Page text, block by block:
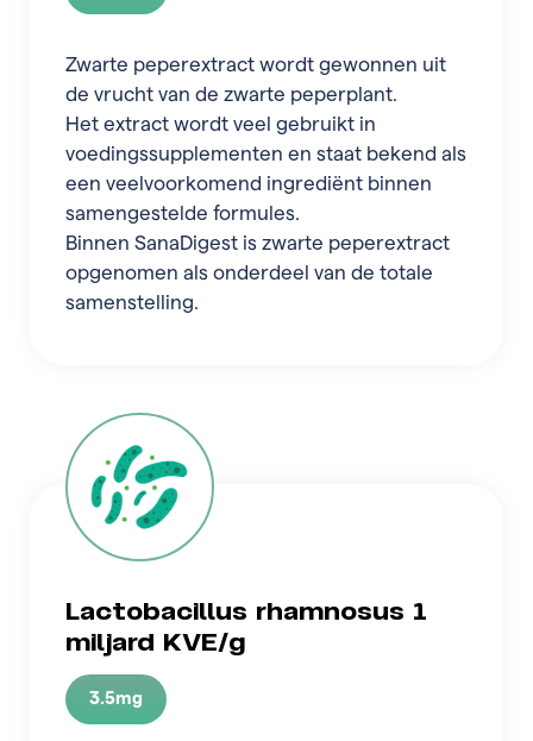
Zwarte peperextract wordt gewonnen uit
de vrucht van de zwarte peperplant.
Het extract wordt veel gebruikt in
voedingssupplementen en staat bekend als
een veelvoorkomend ingrediënt binnen
samengestelde formules.
Binnen SanaDigest is zwarte peperextract
opgenomen als onderdeel van de totale
samenstelling.
Lactobacillus rhamnosus 1
miljard KVE/g
3.5mg